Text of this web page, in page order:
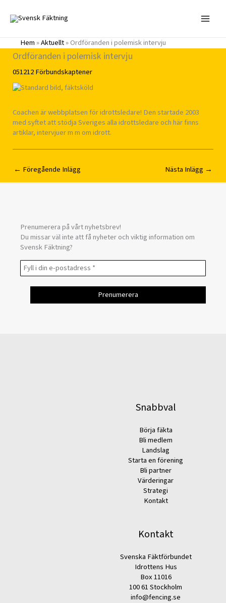
innehåll
Hem»Aktuellt»Ordföranden i polemisk intervju
Ordföranden i polemisk intervju
051212Förbundskaptener
Coachen är webbplatsen för idrottsledare! Den startade 2003
med syftet att stödja Sveriges alla idrottsledare och här finns
artiklar, intervjuer m m om idrott.
← Föregående Inlägg Nästa Inlägg →
Prenumerera på vårt nyhetsbrev!
Du missar väl inte att få nyheter och viktig information om
Svensk Fäktning?
Snabbval
Börja fäkta
Bli medlem
Landslag
Starta en förening
Bli partner
Värderingar
Strategi
Kontakt
Kontakt
Svenska Fäktförbundet
Idrottens Hus
Box 11016
100 61 Stockholm
info@fencing.se